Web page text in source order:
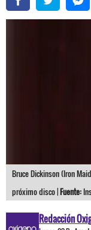
Bruce Dickinson (Iron
próximo disco |Fuente:
Redacción